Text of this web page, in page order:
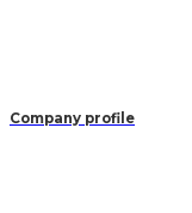
Company profile